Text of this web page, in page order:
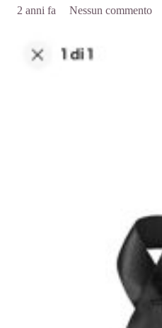
2 anni fa
Nessun commento